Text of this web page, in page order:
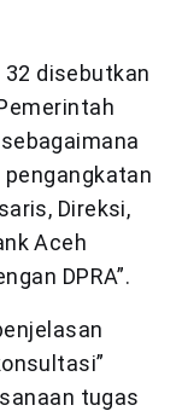
32 disebutkan
pengangkatan
Direksi,
Aceh
DPRA”.
tugas